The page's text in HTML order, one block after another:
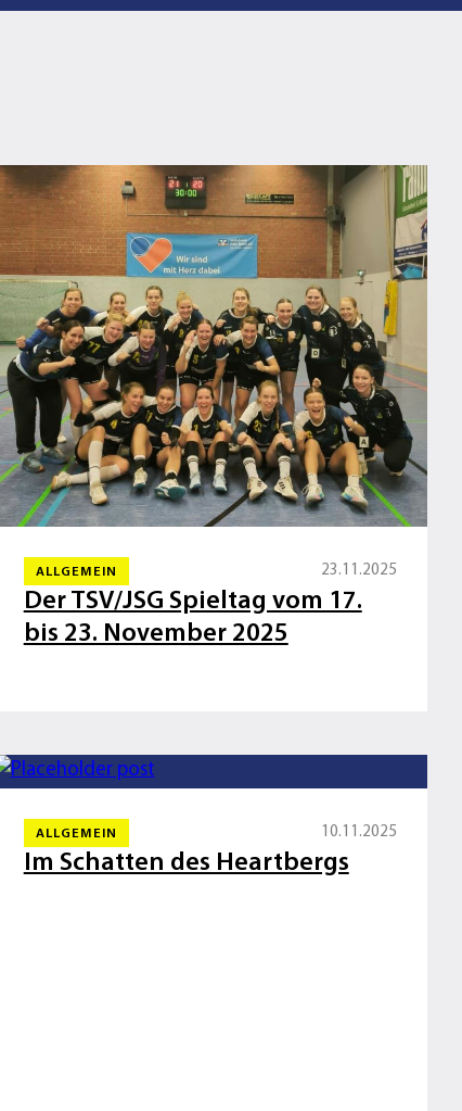
ALLGEMEIN 23.11.2025
Der TSV/JSG Spieltag vom 17.
bis 23. November 2025
ALLGEMEIN 10.11.2025
Im Schatten des Heartbergs